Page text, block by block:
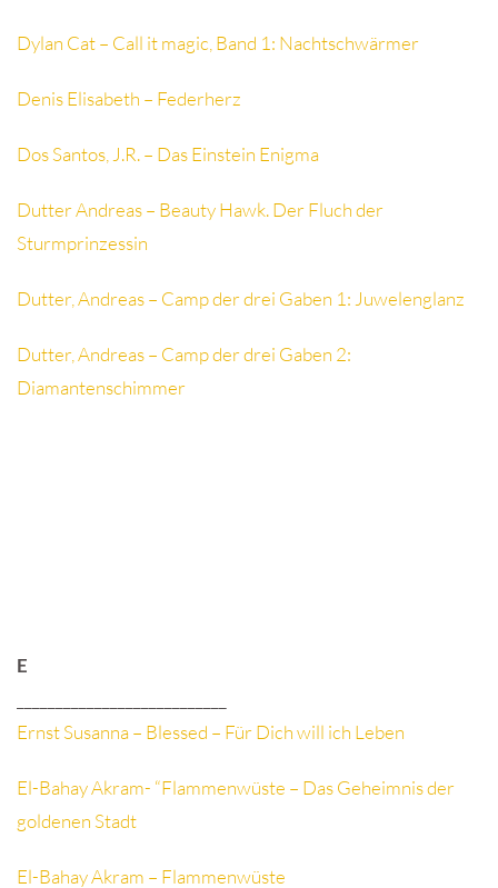
Dylan Cat – Call it magic, Band 1: Nachtschwärmer
Denis Elisabeth – Federherz
Dos Santos, J.R. – Das Einstein Enigma
Dutter Andreas – Beauty Hawk. Der Fluch der
Sturmprinzessin
Dutter, Andreas – Camp der drei Gaben 1: Juwelenglanz
Dutter, Andreas – Camp der drei Gaben 2:
Diamantenschimmer
E
Ernst Susanna – Blessed – Für Dich will ich Leben
El-Bahay Akram- “Flammenwüste – Das Geheimnis der
goldenen Stadt
El-Bahay Akram – Flammenwüste